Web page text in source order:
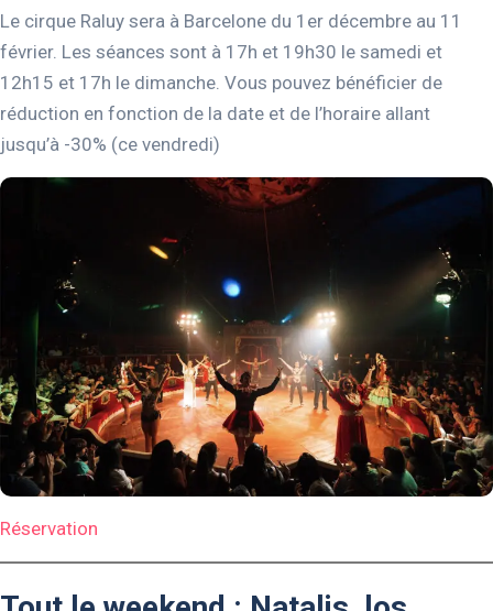
Le cirque Raluy sera à Barcelone du 1er décembre au 11
février. Les séances sont à 17h et 19h30 le samedi et
12h15 et 17h le dimanche. Vous pouvez bénéficier de
réduction en fonction de la date et de l’horaire allant
jusqu’à -30% (ce vendredi)
Réservation